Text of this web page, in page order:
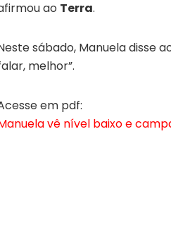
ao Terra.
sábado, Manuela disse
melhor”.
em pdf:
vê nível baixo e